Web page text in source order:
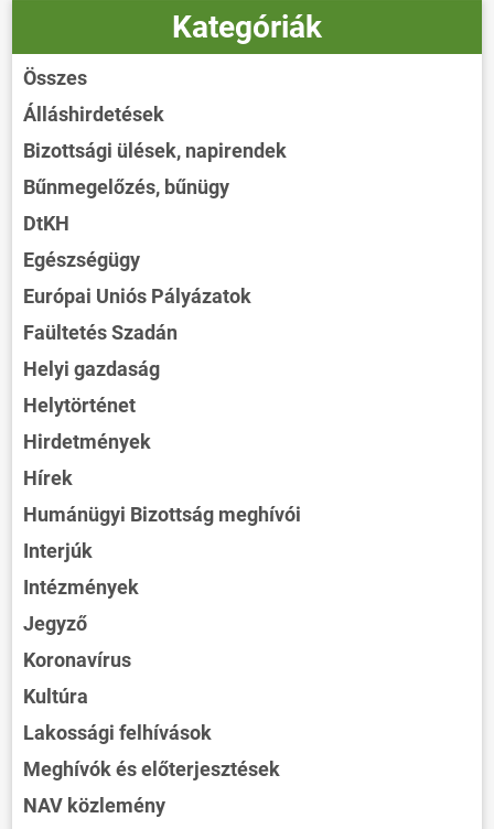
Kategóriák
Összes
Álláshirdetések
Bizottsági ülések, napirendek
Bűnmegelőzés, bűnügy
DtKH
Egészségügy
Európai Uniós Pályázatok
Faültetés Szadán
Helyi gazdaság
Helytörténet
Hirdetmények
Hírek
Humánügyi Bizottság meghívói
Interjúk
Intézmények
Jegyző
Koronavírus
Kultúra
Lakossági felhívások
Meghívók és előterjesztések
NAV közlemény